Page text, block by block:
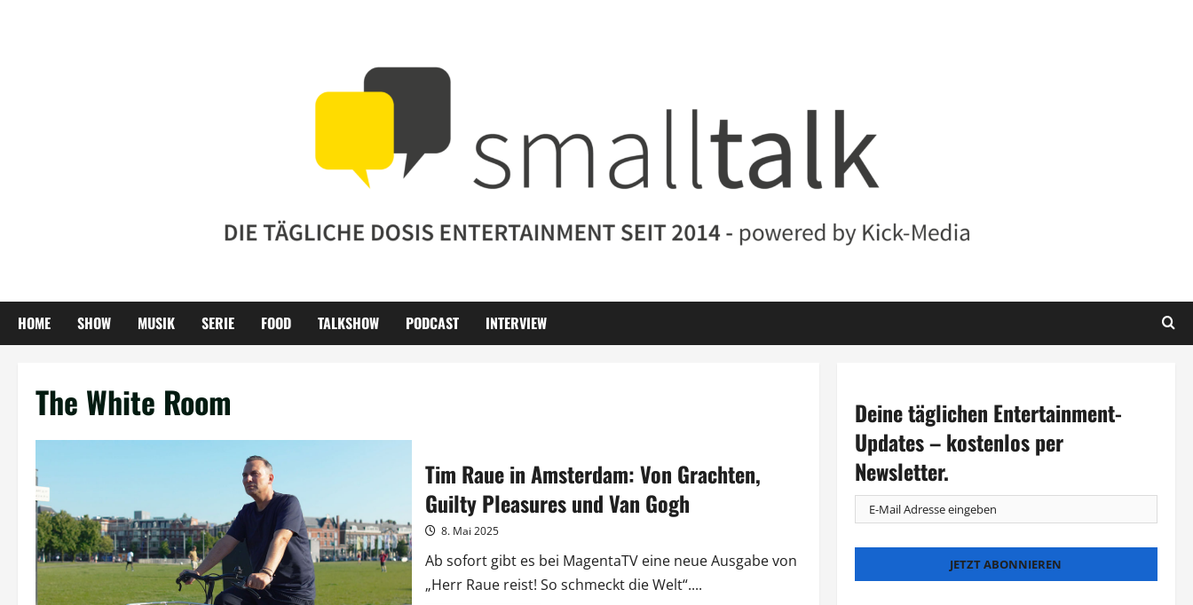
HOME SHOW MUSIK SERIE FOOD TALKSHOW PODCAST INTERVIEW
The White Room
Tim Raue in Amsterdam: Von Grachten,
Guilty Pleasures und Van Gogh
8. Mai 2025
Ab sofort gibt es bei MagentaTV eine neue Ausgabe von
„Herr Raue reist! So schmeckt die Welt“....
Deine täglichen Entertainment-
Updates – kostenlos per
Newsletter.